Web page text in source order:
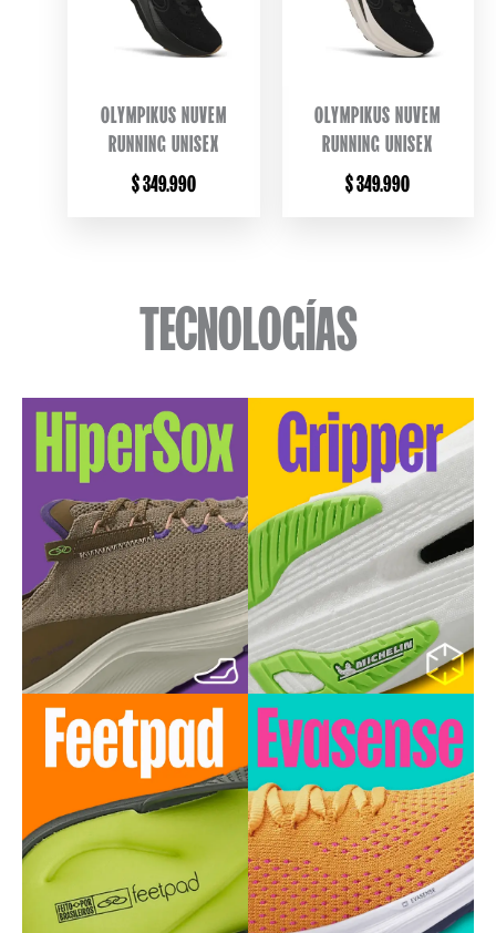
OLYMPIKUS NUVEM
RUNNING UNISEX
$349.990
OLYMPIKUS NUVEM
RUNNING UNISEX
$349.990
TECNOLOGÍAS